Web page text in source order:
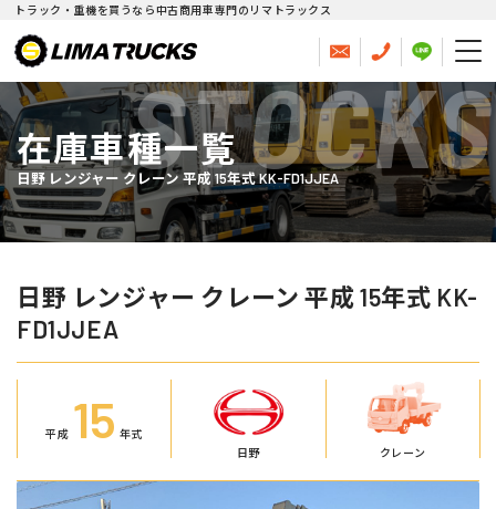
トラック・重機を買うなら中古商用車専門のリマトラックス
在庫車種一覧
日野 レンジャー クレーン 平成 15年式 KK-FD1JJEA
STOCKS
日野 レンジャー クレーン 平成 15年式 KK-
FD1JJEA
平成 15 年式
日野
クレーン